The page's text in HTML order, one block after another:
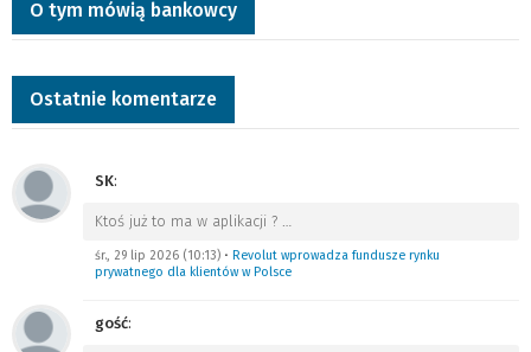
O tym mówią bankowcy
Ostatnie komentarze
SK:
Ktoś już to ma w aplikacji ? …
śr., 29 lip 2026 (10:13) • Revolut wprowadza fundusze rynku
prywatnego dla klientów w Polsce
gość: